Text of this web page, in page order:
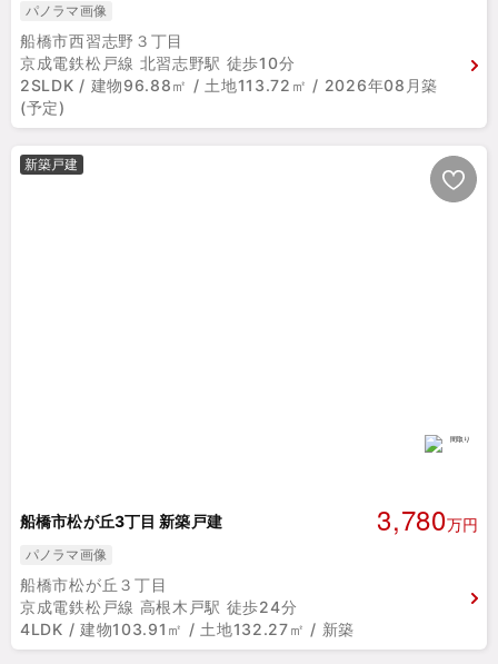
パノラマ画像
船橋市西習志野３丁目
京成電鉄松戸線 北習志野駅 徒歩10分
2SLDK / 建物96.88㎡ / 土地113.72㎡ / 2026年08月築
(予定)
新築戸建
船橋市松が丘3丁目 新築戸建 3,780万円
パノラマ画像
船橋市松が丘３丁目
京成電鉄松戸線 高根木戸駅 徒歩24分
4LDK / 建物103.91㎡ / 土地132.27㎡ / 新築